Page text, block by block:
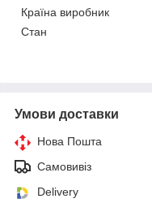
Країна виробник
Стан
Умови доставки
Нова Пошта
Самовивіз
Delivery